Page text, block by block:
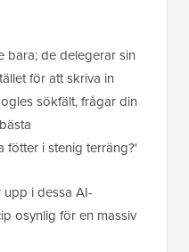
bara; de delegerar sin
för att skriva in
sökfält, frågar din
i stenig terräng?'
i dessa AI-
osynlig för en massiv